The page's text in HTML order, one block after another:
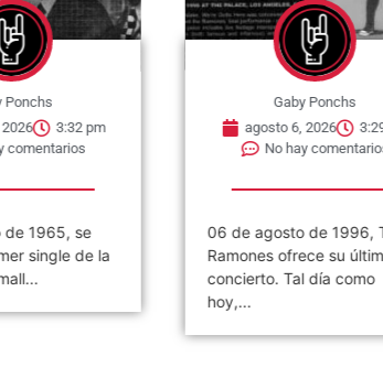
3:32 pm
se
de la
Gaby Ponchs
agosto 6, 2026
3:29 pm
No hay comentarios
06 de agosto de 1996, The
Ramones ofrece su último
concierto. Tal día como
hoy,...